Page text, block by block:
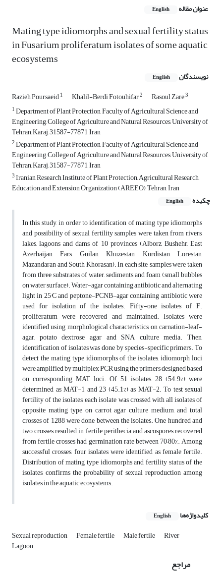
عنوان مقاله English
Mating type idiomorphs and sexual fertility status
in Fusarium proliferatum isolates of some aquatic
ecosystems
نویسندگان English
Razieh Poursaeid1 Khalil-Berdi Fotouhifar2 Rasoul Zare3
1Department of Plant Protection, Faculty of Agricultural Science and
Engineering, College of Agriculture and Natural Resources, University of
Tehran, Karaj, 31587-77871, Iran
2Department of Plant Protection, Faculty of Agricultural Science and
Engineering, College of Agriculture and Natural Resources, University of
Tehran, Karaj, 31587-77871, Iran
3Iranian Research Institute of Plant Protection, Agricultural Research,
Education and Extension Organization (AREEO), Tehran, Iran
چکیده
English
In this study, in order to identification of mating type idiomorphs
and possibility of sexual fertility samples were taken from rivers,
lakes, lagoons and dams of 10 provinces (Alborz, Bushehr, East
Azerbaijan, Fars, Guilan, Khuzestan, Kurdistan, Lorestan,
Mazandaran and South Khorasan). In each site, samples were taken
from three substrates of water, sediments and foam (small bubbles
on water surface). Water-agar containing antibiotic and alternating
light in 25°C and peptone-PCNB-agar containing antibiotic were
used for isolation of the isolates. Fifty-one isolates of F.
proliferatum were recovered and maintained. Isolates were
identified using morphological characteristics on carnation-leaf-
agar, potato dextrose agar and SNA culture media. Then,
identification of isolates was done by species-specific primers. To
detect the mating type idiomorphs of the isolates, idiomorph loci
were amplified by multiplex PCR using the primers designed based
on corresponding MAT loci. Of 51 isolates, 28 (54.9%) were
determined as MAT-1 and 23 (45.1%) as MAT-2. To test sexual
fertility of the isolates, each isolate was crossed with all isolates of
opposite mating type on carrot agar culture medium, and total
crosses of 1288 were done between the isolates. One hundred and
two crosses resulted in fertile perithecia and ascospores recovered
from fertile crosses had germination rate between 70–80%. Among
successful crosses, four isolates were identified as female fertile.
Distribution of mating type idiomorphs and fertility status of the
isolates, confirms the probability of sexual reproduction among
isolates in the aquatic ecosystems.
کلیدواژه‌ها English
Sexual reproduction Female fertile Male fertile River
Lagoon
مراجع